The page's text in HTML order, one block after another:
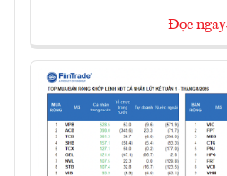
Đọc ngay